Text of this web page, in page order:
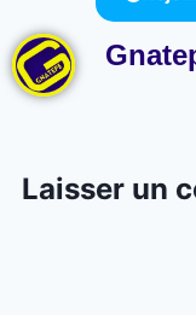
Laisser un